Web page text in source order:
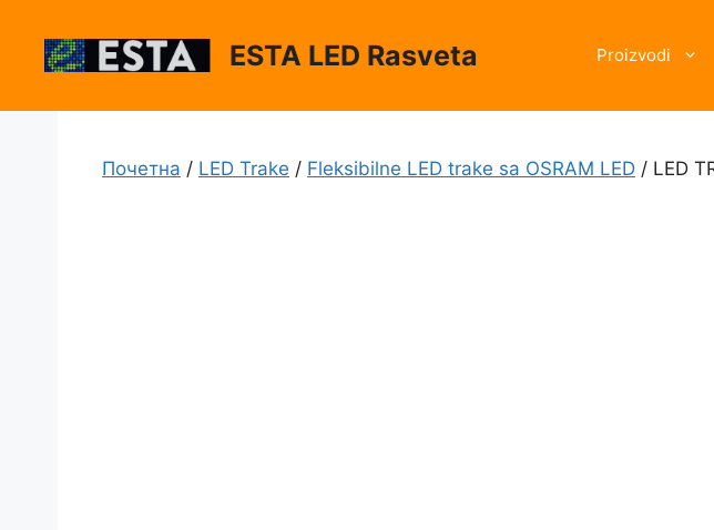
content
ESTA LED Rasveta Proizvodi
Почетна / LED Trake / Fleksibilne LED trake sa OSRAM LED / LED